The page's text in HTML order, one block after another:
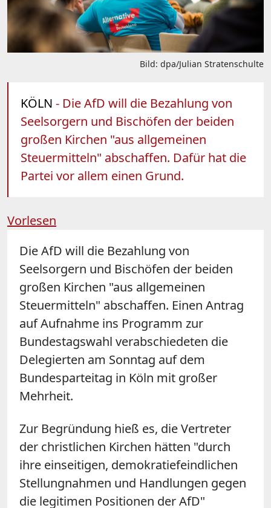
Bild: dpa/Julian Stratenschulte
KÖLN - Die AfD will die Bezahlung von
Seelsorgern und Bischöfen der beiden
großen Kirchen "aus allgemeinen
Steuermitteln" abschaffen. Dafür hat die
Partei vor allem einen Grund.
Vorlesen
Die AfD will die Bezahlung von
Seelsorgern und Bischöfen der beiden
großen Kirchen "aus allgemeinen
Steuermitteln" abschaffen. Einen Antrag
auf Aufnahme ins Programm zur
Bundestagswahl verabschiedeten die
Delegierten am Sonntag auf dem
Bundesparteitag in Köln mit großer
Mehrheit.
Zur Begründung hieß es, die Vertreter
der christlichen Kirchen hätten "durch
ihre einseitigen, demokratiefeindlichen
Stellungnahmen und Handlungen gegen
die legitimen Positionen der AfD"